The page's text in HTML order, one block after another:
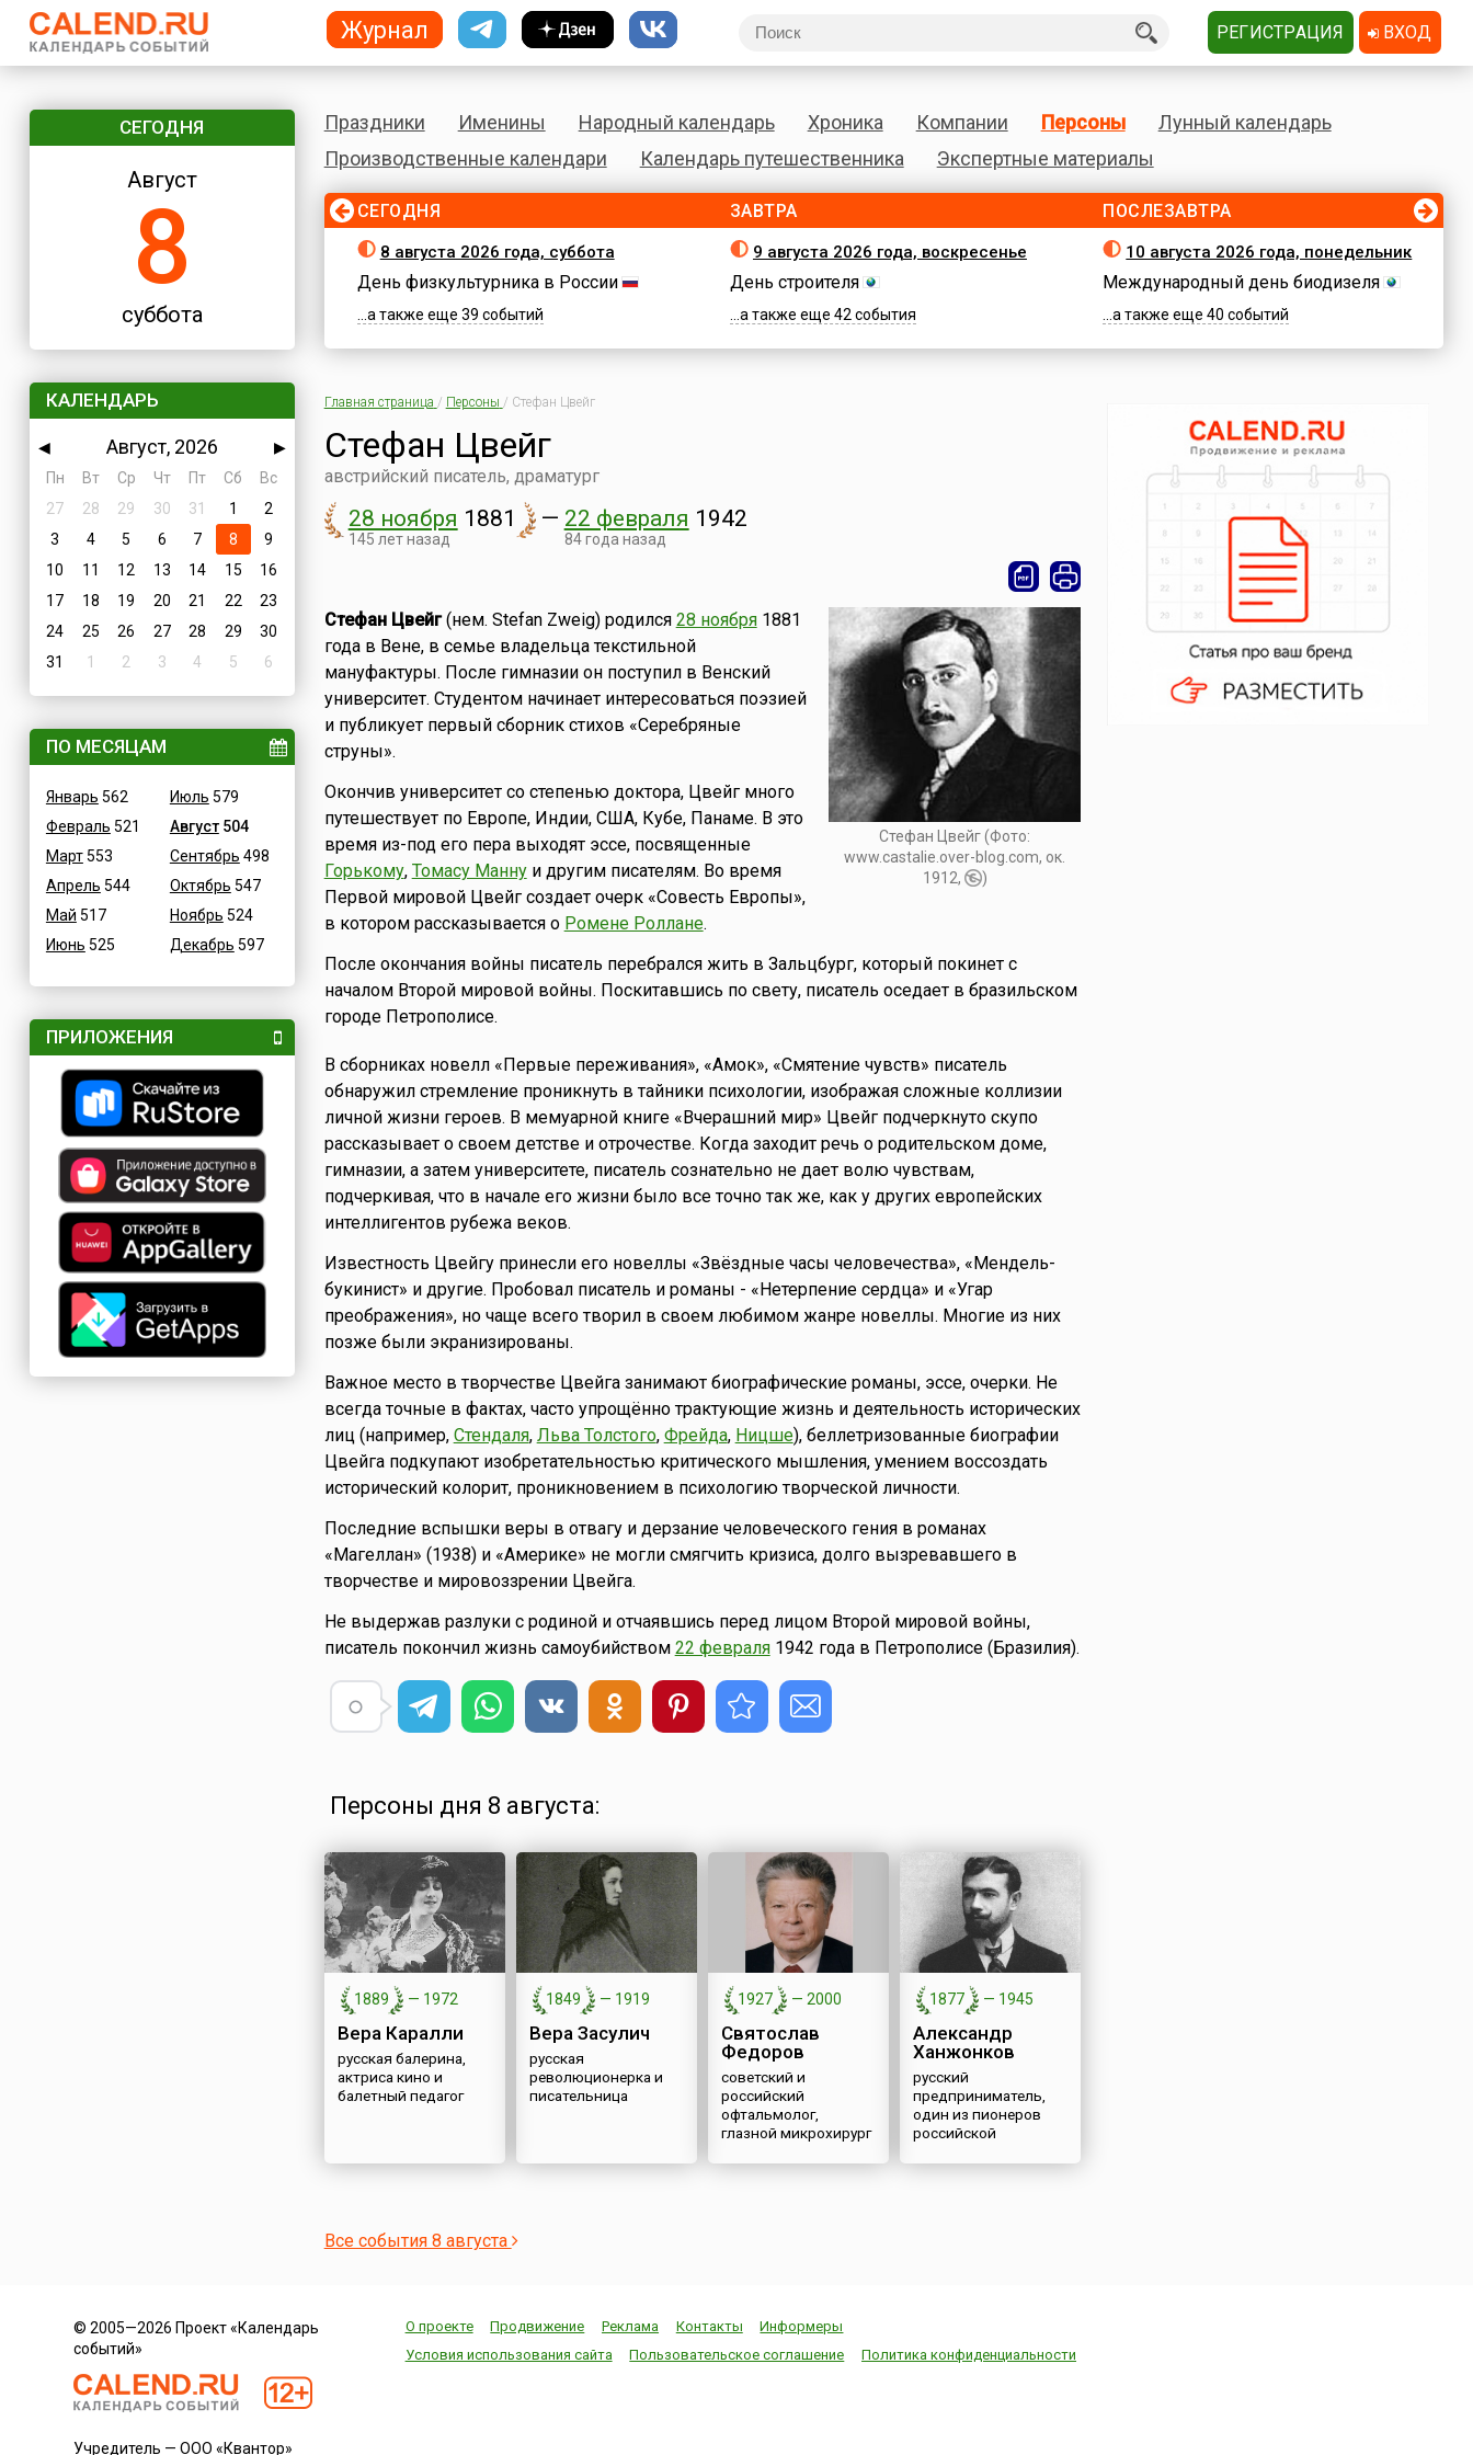
СЕГОДНЯ
Август
8
суббота
КАЛЕНДАРЬ
◀ Август, 2026
▶
Пн
Вт Ср Чт Пт Сб
Вс
27
28 29 30 31 1
2
3
4 5 6 7 8
9
10
11 12 13 14 15
16
17
18 19 20 21 22
23
24
25 26 27 28 29
30
31
1 2 3 4 5 6
ПО МЕСЯЦАМ
Январь 562
Февраль 521
Март553
Апрель 544
Май 517
Июнь 525
Июль 579
Август504
Сентябрь 498
Октябрь 547
Ноябрь 524
Декабрь 597
ПРИЛОЖЕНИЯ
Праздники Именины Народный календарь Хроника Компании Персоны
Лунный календарь
Производственные календари
Календарь путешественника Экспертные материалы
СЕГОДНЯ
8 августа 2026 года, суббота
День физкультурника в России
...а также еще 39 событий
ЗАВТРА
9 августа 2026 года, воскресенье
День строителя
...а также еще 42 события
ПОСЛЕЗАВТРА
10 августа 2026 года, понедельник
Международный день биодизеля
...а также еще 40 событий
Главная страница / Персоны / Стефан Цвейг
Стефан Цвейг
австрийский писатель, драматург
28 ноября 1881
145 лет назад
— 22 февраля 1942
84 года назад
Стефан Цвейг (Фото:
www.castalie.over-blog.com, ок.
1912,
)
Стефан Цвейг(нем. Stefan Zweig) родился 28 ноября1881
года в Вене, в семье владельца текстильной
мануфактуры. После гимназии он поступил в Венский
университет. Студентом начинает интересоваться поэзией
и публикует первый сборник стихов «Серебряные
струны».
Окончив университет со степенью доктора, Цвейг много
путешествует по Европе, Индии, США, Кубе, Панаме. В это
время из-под его пера выходят эссе, посвященные
Горькому, Томасу Маннуи другим писателям. Во время
Первой мировой Цвейг создает очерк «Совесть Европы»,
в котором рассказывается о Ромене Роллане.
После окончания войны писатель перебрался жить в Зальцбург, который покинет с
началом Второй мировой войны. Поскитавшись по свету, писатель оседает в бразильском
городе Петрополисе.
В сборниках новелл «Первые переживания», «Амок», «Смятение чувств» писатель
обнаружил стремление проникнуть в тайники психологии, изображая сложные коллизии
личной жизни героев. В мемуарной книге «Вчерашний мир» Цвейг подчеркнуто скупо
рассказывает о своем детстве и отрочестве. Когда заходит речь о родительском доме,
гимназии, а затем университете, писатель сознательно не дает волю чувствам,
подчеркивая, что в начале его жизни было все точно так же, как у других европейских
интеллигентов рубежа веков.
Известность Цвейгу принесли его новеллы «Звёздные часы человечества», «Мендель-
букинист» и другие. Пробовал писатель и романы - «Нетерпение сердца» и «Угар
преображения», но чаще всего творил в своем любимом жанре новеллы. Многие из них
позже были экранизированы.
Важное место в творчестве Цвейга занимают биографические романы, эссе, очерки. Не
всегда точные в фактах, часто упрощённо трактующие жизнь и деятельность исторических
лиц (например, Стендаля, Льва Толстого, Фрейда, Ницше), беллетризованные биографии
Цвейга подкупают изобретательностью критического мышления, умением воссоздать
исторический колорит, проникновением в психологию творческой личности.
Последние вспышки веры в отвагу и дерзание человеческого гения в романах
«Магеллан» (1938) и «Америке» не могли смягчить кризиса, долго вызревавшего в
творчестве и мировоззрении Цвейга.
Не выдержав разлуки с родиной и отчаявшись перед лицом Второй мировой войны,
писатель покончил жизнь самоубийством 22 февраля1942 года в Петрополисе (Бразилия).
Персоны дня 8 августа:
1889 — 1972
Вера Каралли
русская балерина,
актриса кино и
балетный педагог
1849 — 1919
Вера Засулич
русская
революционерка и
писательница
1927 — 2000
Святослав
Федоров
советский и
российский
офтальмолог,
глазной микрохирург
1877 — 1945
Александр
Ханжонков
русский
предприниматель,
один из пионеров
российской
Все события 8 августа
© 2005—2026 Проект «Календарь
событий»
О проекте Продвижение Реклама Контакты
Информеры
Условия использования сайта
Пользовательское соглашение Политика конфиденциальности
Учредитель — ООО «Квантор»
Журнал РЕГИСТРАЦИЯ ВХОД